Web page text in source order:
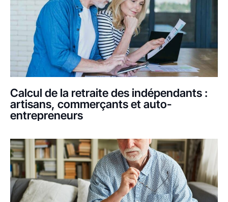
Calcul de la retraite des indépendants :
artisans, commerçants et auto-
entrepreneurs